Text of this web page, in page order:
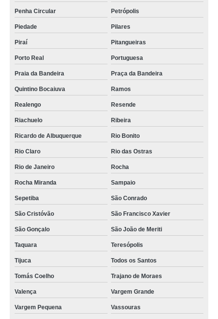
Penha Circular Petrópolis
Piedade Pilares
Piraí Pitangueiras
Porto Real Portuguesa
Praia da Bandeira Praça da Bandeira
Quintino Bocaiuva Ramos
Realengo Resende
Riachuelo Ribeira
Ricardo de Albuquerque Rio Bonito
Rio Claro Rio das Ostras
Rio de Janeiro Rocha
Rocha Miranda Sampaio
Sepetiba São Conrado
São Cristóvão São Francisco Xavier
São Gonçalo São João de Meriti
Taquara Teresópolis
Tijuca Todos os Santos
Tomás Coelho Trajano de Moraes
Valença Vargem Grande
Vargem Pequena Vassouras